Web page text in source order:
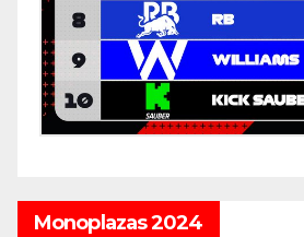
Monoplazas 2024